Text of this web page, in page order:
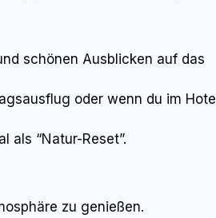
schönen Ausblicken auf das
oder wenn du im Hotel
als “Natur-Reset”.
zu genießen.